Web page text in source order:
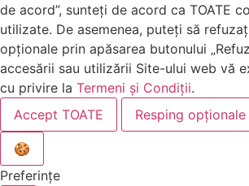
de acord”, sunteți de acord ca TOATE
utilizate. De asemenea, puteți să
opționale prin apăsarea butonului
accesării sau utilizării Site-ului web vă
cu privire la Termeni și Condiții.
Accept TOATE
Resping opționale
🍪
Preferințe